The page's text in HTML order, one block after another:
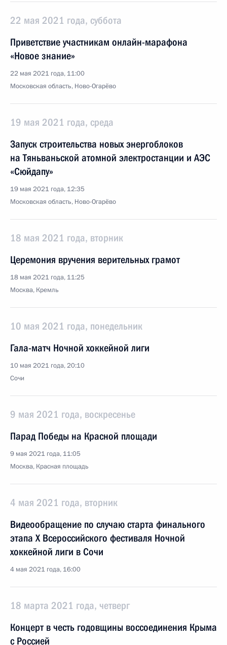
22 мая 2021 года, суббота
Приветствие участникам онлайн-марафона
«Новое знание»
22 мая 2021 года, 11:00
Московская область, Ново-Огарёво
19 мая 2021 года, среда
Запуск строительства новых энергоблоков
на Тяньваньской атомной электростанции и АЭС
«Сюйдапу»
19 мая 2021 года, 12:35
Московская область, Ново-Огарёво
18 мая 2021 года, вторник
Церемония вручения верительных грамот
18 мая 2021 года, 11:25
Москва, Кремль
10 мая 2021 года, понедельник
Гала-матч Ночной хоккейной лиги
10 мая 2021 года, 20:10
Сочи
9 мая 2021 года, воскресенье
Парад Победы на Красной площади
9 мая 2021 года, 11:05
Москва, Красная площадь
4 мая 2021 года, вторник
Видеообращение по случаю старта финального
этапа Х Всероссийского фестиваля Ночной
хоккейной лиги в Сочи
4 мая 2021 года, 16:00
18 марта 2021 года, четверг
Концерт в честь годовщины воссоединения Крыма
с Россией